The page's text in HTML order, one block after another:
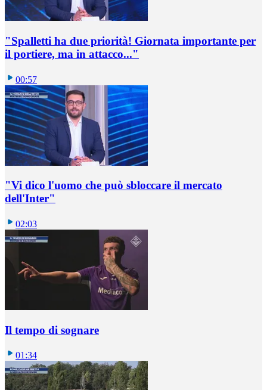
"Spalletti ha due priorità! Giornata importante per
il portiere, ma in attacco..."
00:57
"Vi dico l'uomo che può sbloccare il mercato
dell'Inter"
02:03
Il tempo di sognare
01:34